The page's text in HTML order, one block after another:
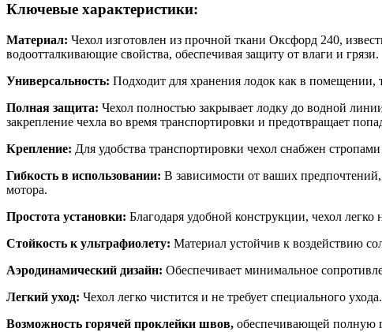
Ключевые характеристики:
Материал: Чехол изготовлен из прочной ткани Оксфорд 240,
водоотталкивающие свойства, обеспечивая защиту от влаги и грязи.
Универсальность: Подходит для хранения лодок как в помещении,
Полная защита: Чехол полностью закрывает лодку до водной
закрепление чехла во время транспортировки и предотвращает
Крепление: Для удобства транспортировки чехол снабжен
Гибкость в использовании: В зависимости от ваших
мотора.
Простота установки: Благодаря удобной конструкции, чехол легко
Стойкость к ультрафиолету: Материал устойчив к воздействию
Аэродинамический дизайн: Обеспечивает минимальное
Легкий уход: Чехол легко чистится и не требует специального ухода.
Возможность горячей проклейки швов, обеспечивающей полную